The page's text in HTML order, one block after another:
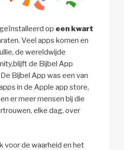
op een kwart
Veel apps komen en
de wereldwijde
de Bijbel App
Bijbel App was een van
in de Apple app store,
er meer mensen bij die
elke dag, over
voor de waarheid en het